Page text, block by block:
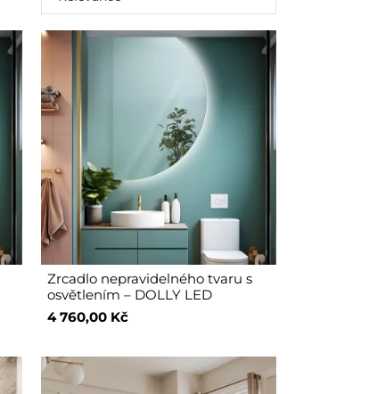
Zrcadlo nepravidelného tvaru s
osvětlením – DOLLY LED
4 760,00 Kč